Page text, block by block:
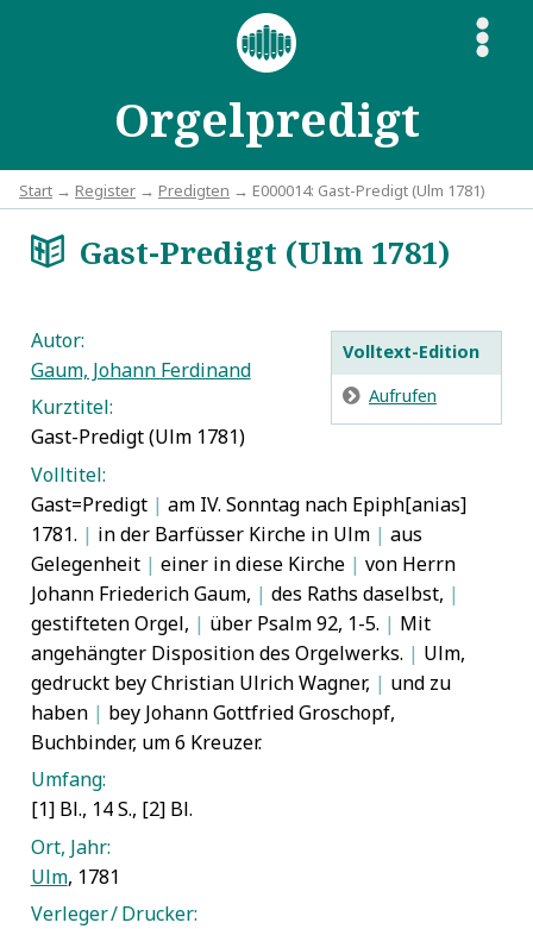
Orgelpredigt
S
Start → Register → Predigten → E000014: Gast-Predigt (Ulm 1781)
aGast-Predigt (Ulm 1781)
Volltext-Edition
E Aufrufen
Autor:
Gaum, Johann Ferdinand
Kurztitel:
Gast-Predigt (Ulm 1781)
Volltitel:
Gast=Predigt | am IV. Sonntag nach Epiph[anias]
1781. | in der Barfüsser Kirche in Ulm | aus
Gelegenheit | einer in diese Kirche | von Herrn
Johann Friederich Gaum, | des Raths daselbst, |
gestifteten Orgel, | über Psalm 92, 1-5. | Mit
angehängter Disposition des Orgelwerks. | Ulm,
gedruckt bey Christian Ulrich Wagner, | und zu
haben | bey Johann Gottfried Groschopf,
Buchbinder, um 6 Kreuzer.
Umfang:
[1] Bl., 14 S., [2] Bl.
Ort, Jahr:
Ulm, 1781
Verleger / Drucker: